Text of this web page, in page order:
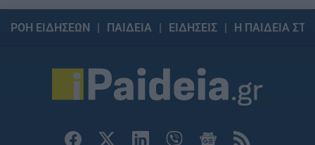
ΡΟΗ ΕΙΔΗΣΕΩΝ ΠΑΙΔΕΙΑ ΕΙΔΗΣΕΙΣ Η ΠΑΙΔΕΙΑ